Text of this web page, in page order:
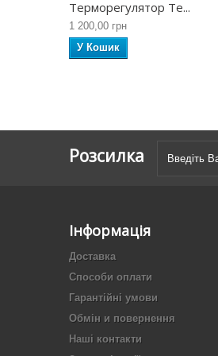
Терморегулятор Te...
1 200,00 грн
У Кошик
Розсилка
Інформація
Доставка
Способи оплати
Гарантійні умови
Обмін и повернення
Наші контакти